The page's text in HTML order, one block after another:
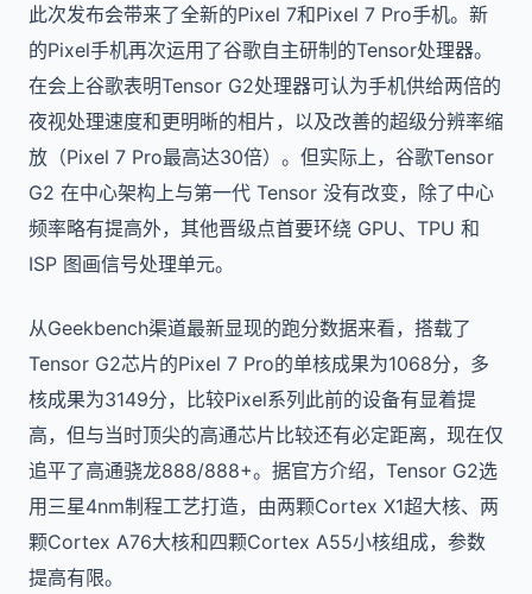
此次发布会带来了全新的Pixel 7和Pixel 7 Pro手机。新
的Pixel手机再次运用了谷歌自主研制的Tensor处理器。
在会上谷歌表明Tensor G2处理器可认为手机供给两倍的
夜视处理速度和更明晰的相片，以及改善的超级分辨率缩
放（Pixel 7 Pro最高达30倍）。但实际上，谷歌Tensor
G2 在中心架构上与第一代 Tensor 没有改变，除了中心
频率略有提高外，其他晋级点首要环绕 GPU、TPU 和
ISP 图画信号处理单元。
从Geekbench渠道最新显现的跑分数据来看，搭载了
Tensor G2芯片的Pixel 7 Pro的单核成果为1068分，多
核成果为3149分，比较Pixel系列此前的设备有显着提
高，但与当时顶尖的高通芯片比较还有必定距离，现在仅
追平了高通骁龙888/888+。据官方介绍，Tensor G2选
用三星4nm制程工艺打造，由两颗Cortex X1超大核、两
颗Cortex A76大核和四颗Cortex A55小核组成，参数
提高有限。